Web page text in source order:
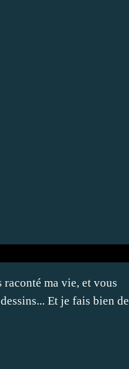
ma vie, et vous
Et je fais bien de